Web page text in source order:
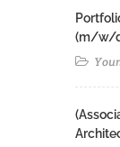
(m/w/